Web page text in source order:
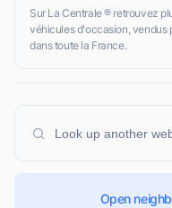
Sur La Centrale ® retrouvez
véhicules d'occasion, vendus
dans toute la France.
Open